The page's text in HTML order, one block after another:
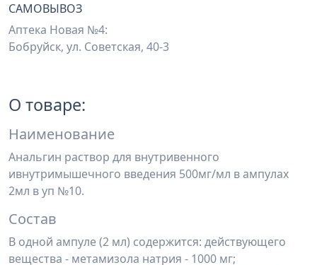
САМОВЫВОЗ
Аптека Новая №4:
Бобруйск, ул. Советская, 40-3
О товаре:
Наименование
Анальгин раствор для внутривенного
ивнутримышечного введения 500мг/мл в ампулах
2мл в уп №10.
Состав
В одной ампуле (2 мл) содержится: действующего
вещества - метамизола натрия - 1000 мг;